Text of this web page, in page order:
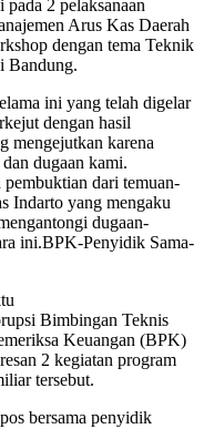
2 pelaksanaan
Arus Kas Daerah
dengan tema Teknik
Bandung.
ini yang telah digelar
dengan hasil
mengejutkan karena
dugaan kami.
dari temuan-
Indarto yang mengaku
dugaan-
ini.BPK-Penyidik Sama-
Bimbingan Teknis
Keuangan (BPK)
2 kegiatan program
tersebut.
bersama penyidik